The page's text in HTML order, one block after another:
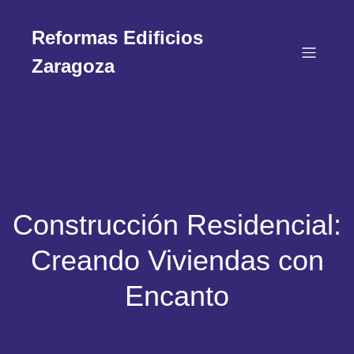
Reformas Edificios
Zaragoza
Construcción Residencial:
Creando Viviendas con
Encanto